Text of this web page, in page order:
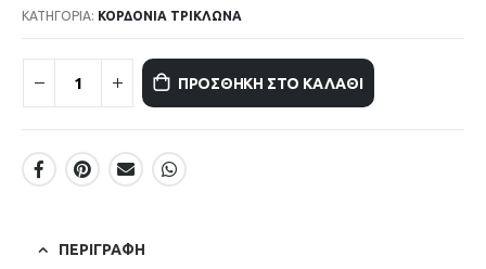
ΚΑΤΗΓΟΡΊΑ: ΚΟΡΔΟΝΙΑ ΤΡΙΚΛΩΝΑ
ΠΡΟΣΘΉΚΗ ΣΤΟ ΚΑΛΆΘΙ
ΠΕΡΙΓΡΑΦΉ